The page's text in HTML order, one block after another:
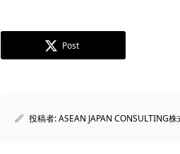
Post
投稿者:ASEAN JAPAN CONSULTING株